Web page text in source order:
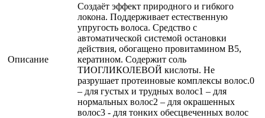
Описание
Создаёт эффект природного и гибкого
локона. Поддерживает естественную
упругость волоса. Средство с
автоматической системой остановки
действия, обогащено провитамином B5,
кератином. Содержит соль
ТИОГЛИКОЛЕВОЙ кислоты. Не
разрушает протеиновые комплексы волос.0
– для густых и трудных волос1 – для
нормальных волос2 – для окрашенных
волос3 - для тонких обесцвеченных волос